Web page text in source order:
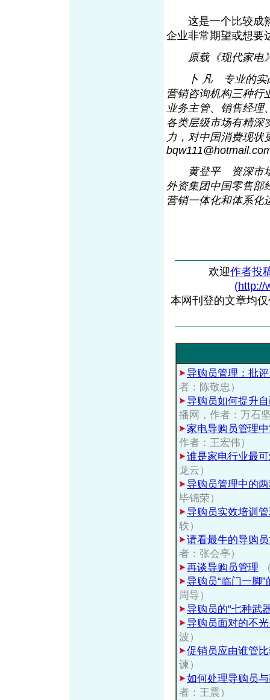
这是一个比较成熟
企业非常期望或想要
原载《现代家电
卜 凡 专业的实战
营销咨询机构三种行
业务主管、销售经理
各类层级市场有精深
力，对中国消费现状
bqw111@hotmail
黄登平 资深市场
外资集团中国零售部
营销一体化和体系
欢迎作者投
(http://
本网刊登的文章均
导购员管理：批
者：陈敬忠）
导购员如何提升
播网，作者：万石
家电导购员管理
作者：王宏伟）
谁是家电行业最
龙云）
导购员管理中的
毕锦荣）
导购员实效培训
轶）
请看最牛的导购
者：张会亭）
再谈导购员管理
导购员“临门一脚
周导）
导购员的“七种武
导购员面对的不
波）
促销员应由谁管
谏）
如何处理导购员
者：王震）